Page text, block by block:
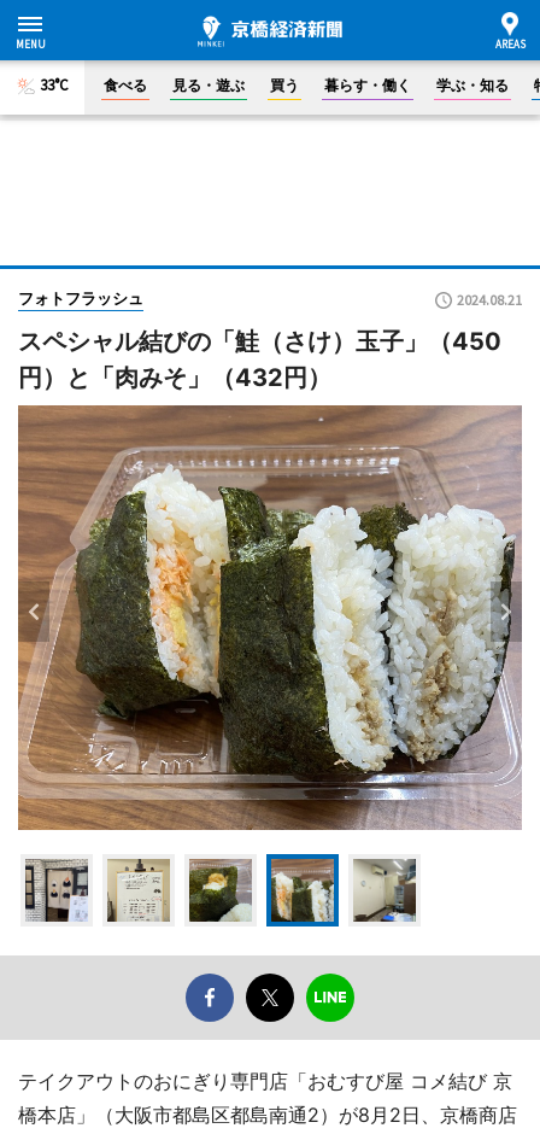
33°C 食べる 見る・遊ぶ 買う 暮らす・働く 学ぶ・知る
フォトフラッシュ 2024.08.21
スペシャル結びの「鮭（さけ）玉子」（450
円）と「肉みそ」（432円）
テイクアウトのおにぎり専門店「おむすび屋 コメ結び 京
橋本店」（大阪市都島区都島南通2）が8月2日、京橋商店